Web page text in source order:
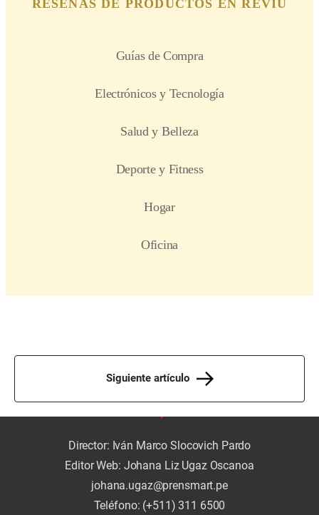
Siguiente artículo
Director: Iván Marco Slocovich Pardo
Editor Web: Johana Liz Ugaz Oscanoa
johana.ugaz@prensmart.pe
Teléfono: (+511) 311 6500